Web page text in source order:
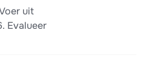
uit
Evalueer